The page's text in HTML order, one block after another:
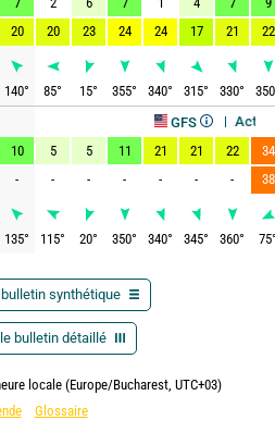
Actualisé, il y
20
20 23 24 24 17 21 22
140° 85° 15° 355° 340° 315° 330° 350
10 5 5 11 21 21 22
34
-
- - - - - - 38
135° 115° 20° 350° 340° 345° 360° 75
synthétique
bulletin détaillé
locale (Europe/Bucharest, UTC+03)
Glossaire